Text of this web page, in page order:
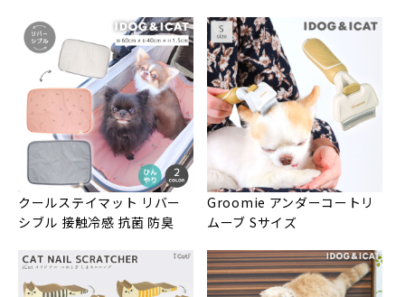
クールステイマット リバー
シブル 接触冷感 抗菌 防臭
Groomie アンダーコートリ
ムーブ Sサイズ